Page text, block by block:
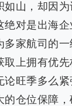
如山，却因
绝对是出海
多家航司的
取上拥有优
论旺季多么
的仓位保障